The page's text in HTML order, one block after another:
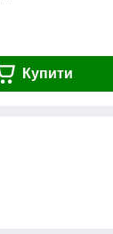
Купити